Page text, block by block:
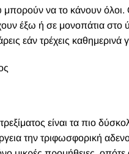
μπορούν να το κάνουν
έξω ή σε μονοπάτια
εάν τρέχεις καθημερινά
είναι τα πιο
την τριφωσφορική